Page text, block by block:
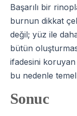
Başarılı bir
burnun dikkat
değil; yüz ile
bütün
ifadesini
bu nedenle temel
Sonuc